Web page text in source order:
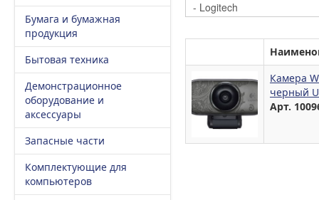
Бумага и бумажная
продукция
Бытовая техника
Демонстрационное
оборудование и
аксессуары
Запасные части
Комплектующие для
компьютеров
Камера
черный
Арт.